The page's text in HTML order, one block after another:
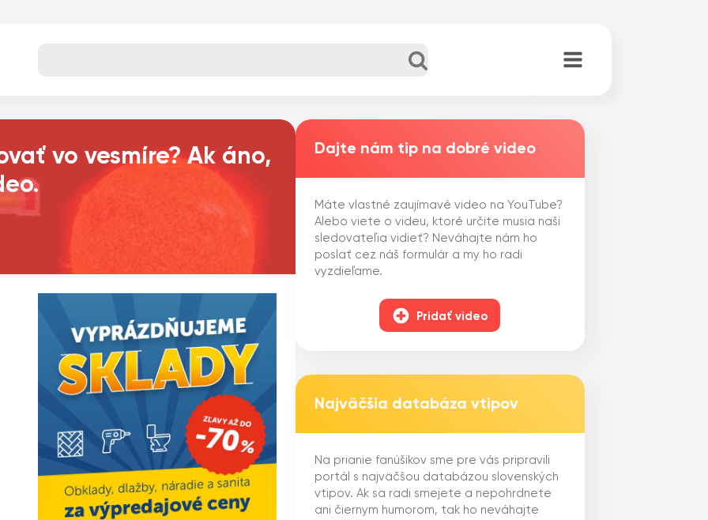
vo vesmíre? Ak áno,
Dajte nám tip na dobré video
Máte vlastné zaujímavé video na YouTube?
Alebo viete o videu, ktoré určite musia naši
sledovateľia vidieť? Neváhajte nám ho
poslať cez náš formulár a my ho radi
vyzdieľame.
Pridať video
Najväčšia databáza vtipov
Na prianie fanúšikov sme pre vás pripravili
portál s najväčšou databázou slovenských
vtipov. Ak sa radi smejete a nepohrdnete
ani čiernym humorom, tak ho neváhajte